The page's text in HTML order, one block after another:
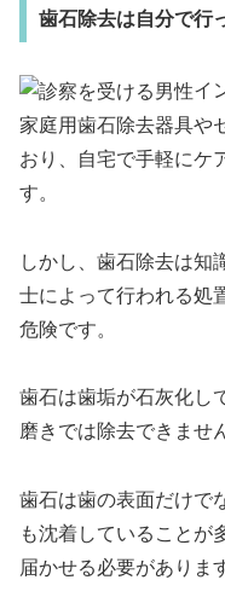
歯石除去は自分で行
イ
家庭用歯石除去器具や
おり、自宅で手軽にケ
す。
しかし、歯石除去は知
士によって行われる処
危険です。
歯石は歯垢が石灰化し
磨きでは除去できませ
歯石は歯の表面だけで
も沈着していることが
届かせる必要がありま